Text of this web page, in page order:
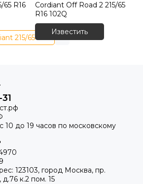
65 R16
Cordiant Off Road 2 215/65
R16 102Q
Известить
215/65 R16
10 до 19 часов по московскому
123103, город Москва, пр.
к.2 пом. 15